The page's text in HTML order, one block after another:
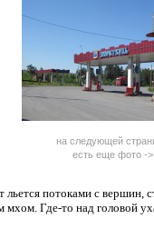
на следующей
есть еще фото ->
потоками с вершин,
Где-то над головой